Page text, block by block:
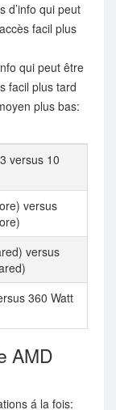
d’info qui peut
facil plus
qui peut être
facil plus tard
plus bas:
versus 10
versus
versus
360 Watt
AMD
á la fois: